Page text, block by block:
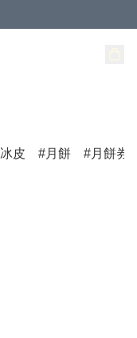
冰皮 月餅
月餅券